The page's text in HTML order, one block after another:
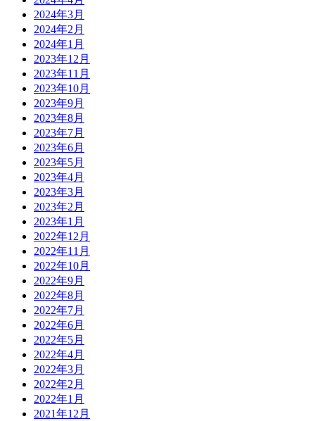
2024年3月
2024年2月
2024年1月
2023年12月
2023年11月
2023年10月
2023年9月
2023年8月
2023年7月
2023年6月
2023年5月
2023年4月
2023年3月
2023年2月
2023年1月
2022年12月
2022年11月
2022年10月
2022年9月
2022年8月
2022年7月
2022年6月
2022年5月
2022年4月
2022年3月
2022年2月
2022年1月
2021年12月